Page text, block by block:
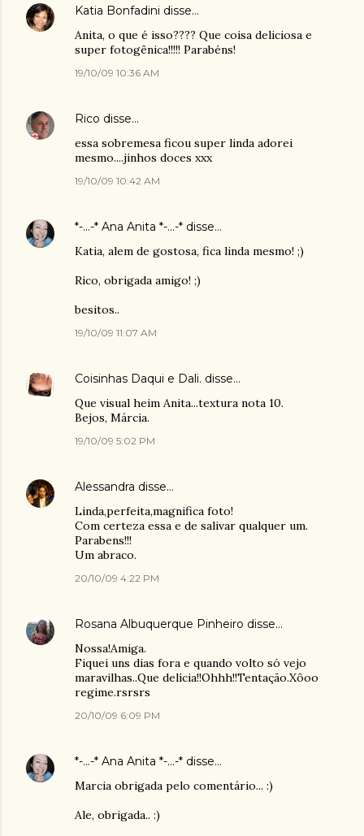
Katia Bonfadini disse…
Anita, o que é isso???? Que coisa deliciosa e
super fotogênica!!!!! Parabéns!
19/10/09 10:36 AM
Rico disse…
essa sobremesa ficou super linda adorei
mesmo....jinhos doces xxx
19/10/09 10:42 AM
*-...-* Ana Anita *-...-* disse…
Katia, alem de gostosa, fica linda mesmo! ;)
Rico, obrigada amigo! ;)
besitos..
19/10/09 11:07 AM
Coisinhas Daqui e Dali. disse…
Que visual heim Anita...textura nota 10.
Bejos, Márcia.
19/10/09 5:02 PM
Alessandra disse…
Linda,perfeita,magnifica foto!
Com certeza essa e de salivar qualquer um.
Parabens!!!
Um abraco.
20/10/09 4:22 PM
Rosana Albuquerque Pinheiro disse…
Nossa!Amiga.
Fiquei uns dias fora e quando volto só vejo
maravilhas..Que delícia!!Ohhh!!Tentação.Xôoo
regime.rsrsrs
20/10/09 6:09 PM
*-...-* Ana Anita *-...-* disse…
Marcia obrigada pelo comentário... :)
Ale, obrigada.. :)